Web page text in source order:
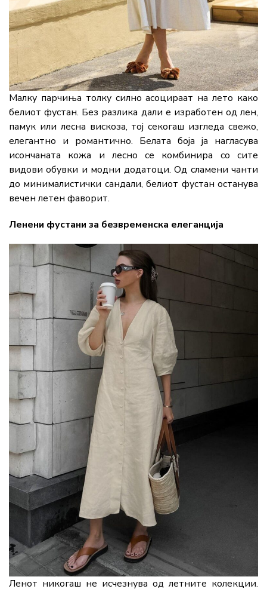
Малку парчиња толку силно асоцираат на лето како
белиот фустан. Без разлика дали е изработен од лен,
памук или лесна вискоза, тој секогаш изгледа свежо,
елегантно и романтично. Белата боја ја нагласува
исончаната кожа и лесно се комбинира со сите
видови обувки и модни додатоци. Од сламени чанти
до минималистички сандали, белиот фустан останува
вечен летен фаворит.
Ленени фустани за безвременска елеганција
Ленот никогаш не исчезнува од летните колекции.